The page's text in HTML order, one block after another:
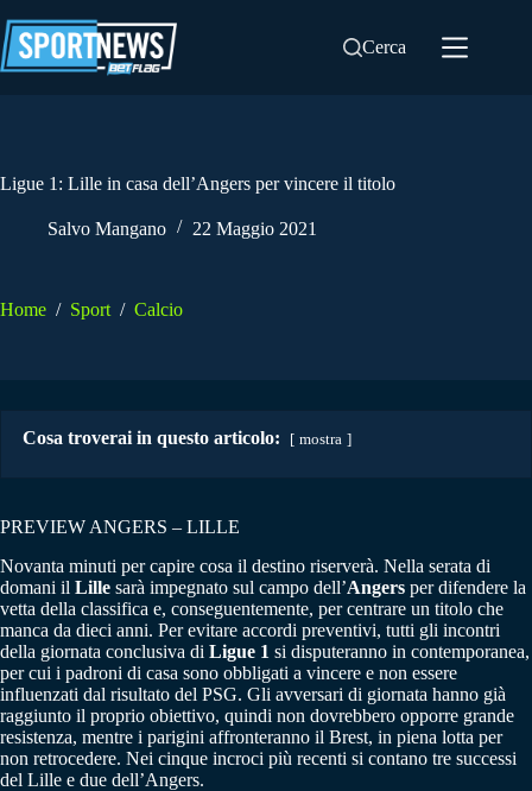
al
contenuto
Cerca
Ligue 1: Lille in casa dell’Angers per vincere il titolo
Salvo Mangano 22 Maggio 2021
Home / Sport / Calcio
Cosa troverai in questo articolo: mostra
PREVIEW ANGERS – LILLE
Novanta minuti per capire cosa il destino riserverà. Nella serata di
domani il Lille sarà impegnato sul campo dell’Angers per difendere la
vetta della classifica e, conseguentemente, per centrare un titolo che
manca da dieci anni. Per evitare accordi preventivi, tutti gli incontri
della giornata conclusiva di Ligue 1 si disputeranno in contemporanea,
per cui i padroni di casa sono obbligati a vincere e non essere
influenzati dal risultato del PSG. Gli avversari di giornata hanno già
raggiunto il proprio obiettivo, quindi non dovrebbero opporre grande
resistenza, mentre i parigini affronteranno il Brest, in piena lotta per
non retrocedere. Nei cinque incroci più recenti si contano tre successi
del Lille e due dell’Angers.